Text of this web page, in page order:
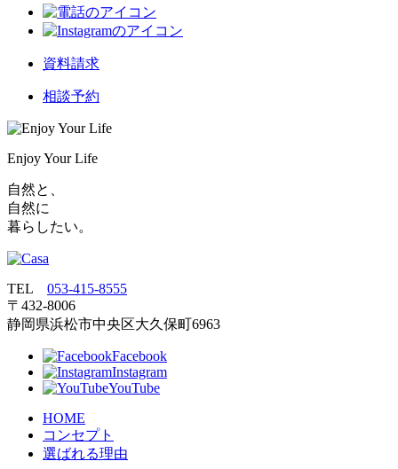
資料請求
相談予約
Enjoy Your Life
自然と、
自然に
暮らしたい。
TEL 053‐415‐8555
〒432‐8006
静岡県浜松市中央区大久保町6963
Facebook
Instagram
YouTube
HOME
コンセプト
選ばれる理由